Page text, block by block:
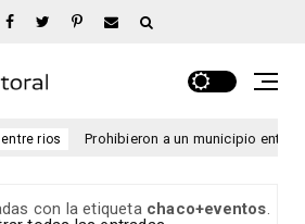
a un municipio entrerriano emitir nuevas
con la etiqueta chaco+eventos.